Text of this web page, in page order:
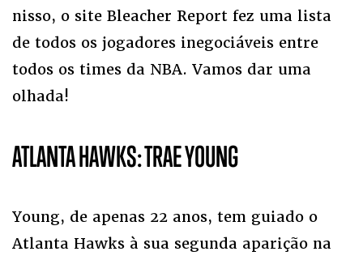
nisso, o site Bleacher Report fez uma lista
de todos os jogadores inegociáveis entre
todos os times da NBA. Vamos dar uma
olhada!
ATLANTA HAWKS: TRAE YOUNG
Young, de apenas 22 anos, tem guiado o
Atlanta Hawks à sua segunda aparição na